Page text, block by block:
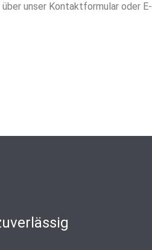
unser Kontaktformular oder E-